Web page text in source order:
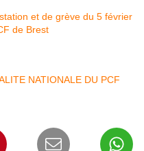
NATIONALE DU PCF